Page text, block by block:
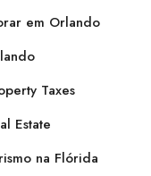
em Orlando
Taxes
Estate
na Flórida